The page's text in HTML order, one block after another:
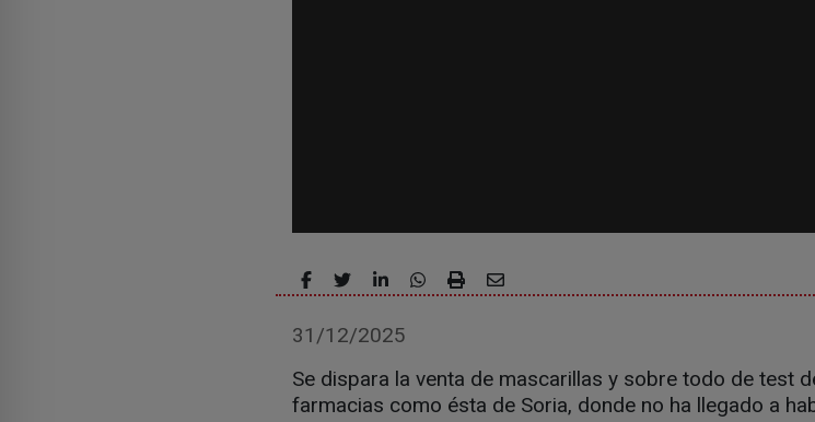
31/12/2025
Se dispara la venta de mascarillas y sobre todo de test
farmacias como ésta de Soria, donde no ha llegado a